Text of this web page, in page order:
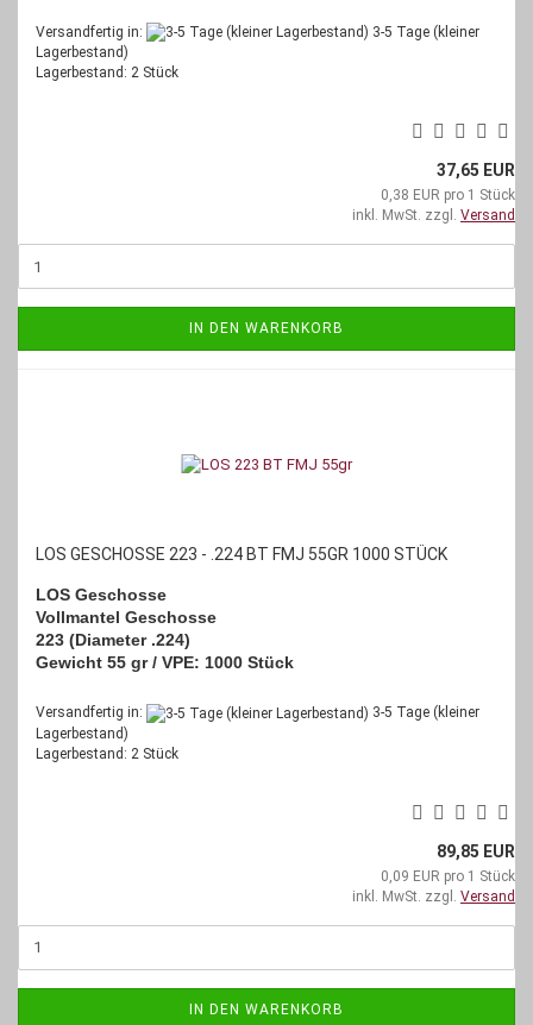
Versandfertig in:
3-5 Tage (kleiner
Lagerbestand)
Lagerbestand: 2 Stück
37,65 EUR
0,38 EUR pro 1 Stück
inkl. MwSt. zzgl. Versand
IN DEN WARENKORB
LOS GESCHOSSE 223 - .224 BT FMJ 55GR 1000 STÜCK
LOS Geschosse
Vollmantel Geschosse
223 (Diameter .224)
Gewicht 55 gr / VPE: 1000 Stück
Versandfertig in:
3-5 Tage (kleiner
Lagerbestand)
Lagerbestand: 2 Stück
89,85 EUR
0,09 EUR pro 1 Stück
inkl. MwSt. zzgl. Versand
IN DEN WARENKORB